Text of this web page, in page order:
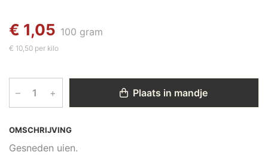
OMSCHRIJVING
Gesneden uien.
€ 1,05 100 gram
€ 10,50 per kilo
– + Plaats in mandje